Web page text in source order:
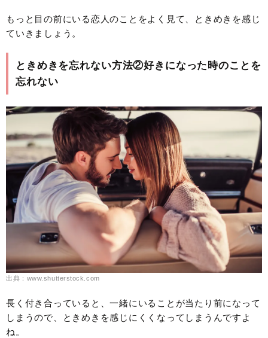
もっと目の前にいる恋人のことをよく見て、ときめきを感じ
ていきましょう。
ときめきを忘れない方法②好きになった時のことを
忘れない
出典：www.shutterstock.com
長く付き合っていると、一緒にいることが当たり前になって
しまうので、ときめきを感じにくくなってしまうんですよ
ね。